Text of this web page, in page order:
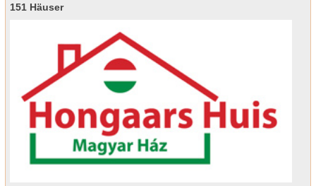
151 Häuser